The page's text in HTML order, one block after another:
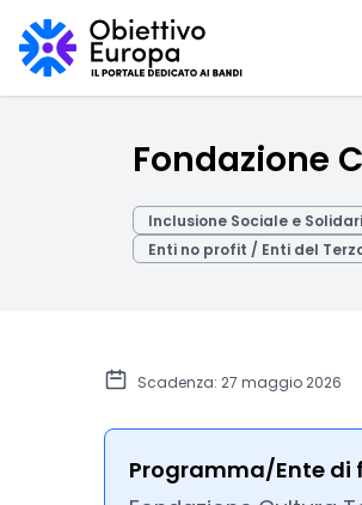
Fondazione
Inclusione Sociale e
Enti no profit / Enti del
Scadenza: 27 maggio 2026
Programma/Ente di